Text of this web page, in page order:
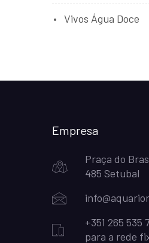
Vivos Água Doce
Empresa
Praça do
485 Setubal
+351 265 535
para a rede